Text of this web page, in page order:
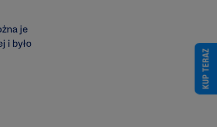
je
i było
KUP TERAZ